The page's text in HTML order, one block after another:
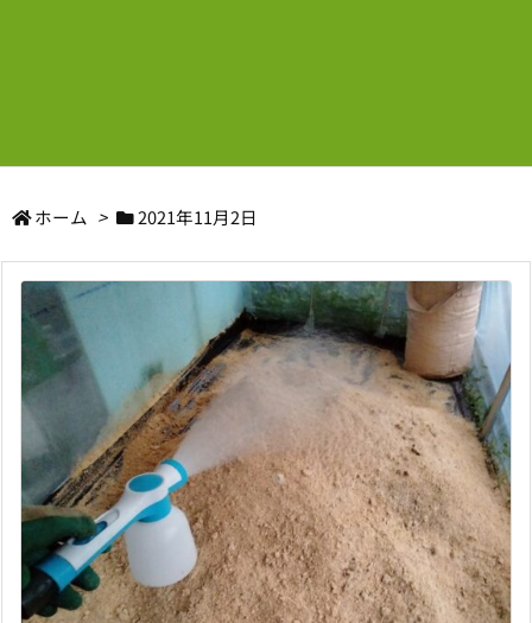
ホーム > 2021年11月2日